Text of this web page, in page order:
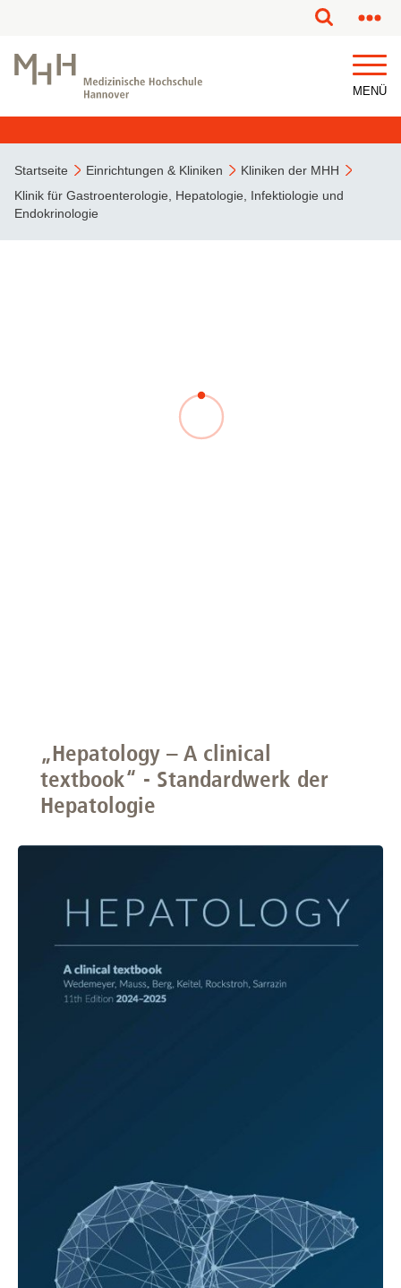
MENÜ
Startseite Einrichtungen & Kliniken
Kliniken der MHH
Klinik für Gastroenterologie, Hepatologie, Infektiologie und
Endokrinologie
„Hepatology – A clinical
textbook“ - Standardwerk der
Hepatologie